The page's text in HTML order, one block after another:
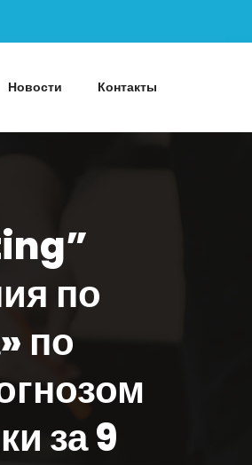
Новости Контакты
по
по
за 9